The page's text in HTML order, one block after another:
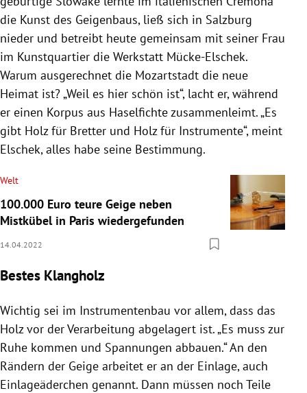
die Kunst des Geigenbaus, ließ sich in Salzburg
nieder und betreibt heute gemeinsam mit seiner Frau
im Kunstquartier die Werkstatt Mücke-Elschek.
Warum ausgerechnet die Mozartstadt die neue
Heimat ist? „Weil es hier schön ist“, lacht er, während
er einen Korpus aus Haselfichte zusammenleimt. „Es
gibt Holz für Bretter und Holz für Instrumente“, meint
Elschek, alles habe seine Bestimmung.
Welt
100.000 Euro teure Geige neben
Mistkübel in Paris wiedergefunden
14.04.2022
Bestes Klangholz
Wichtig sei im Instrumentenbau vor allem, dass das
Holz vor der Verarbeitung abgelagert ist. „Es muss zur
Ruhe kommen und Spannungen abbauen.“ An den
Rändern der Geige arbeitet er an der Einlage, auch
Einlageäderchen genannt. Dann müssen noch Teile